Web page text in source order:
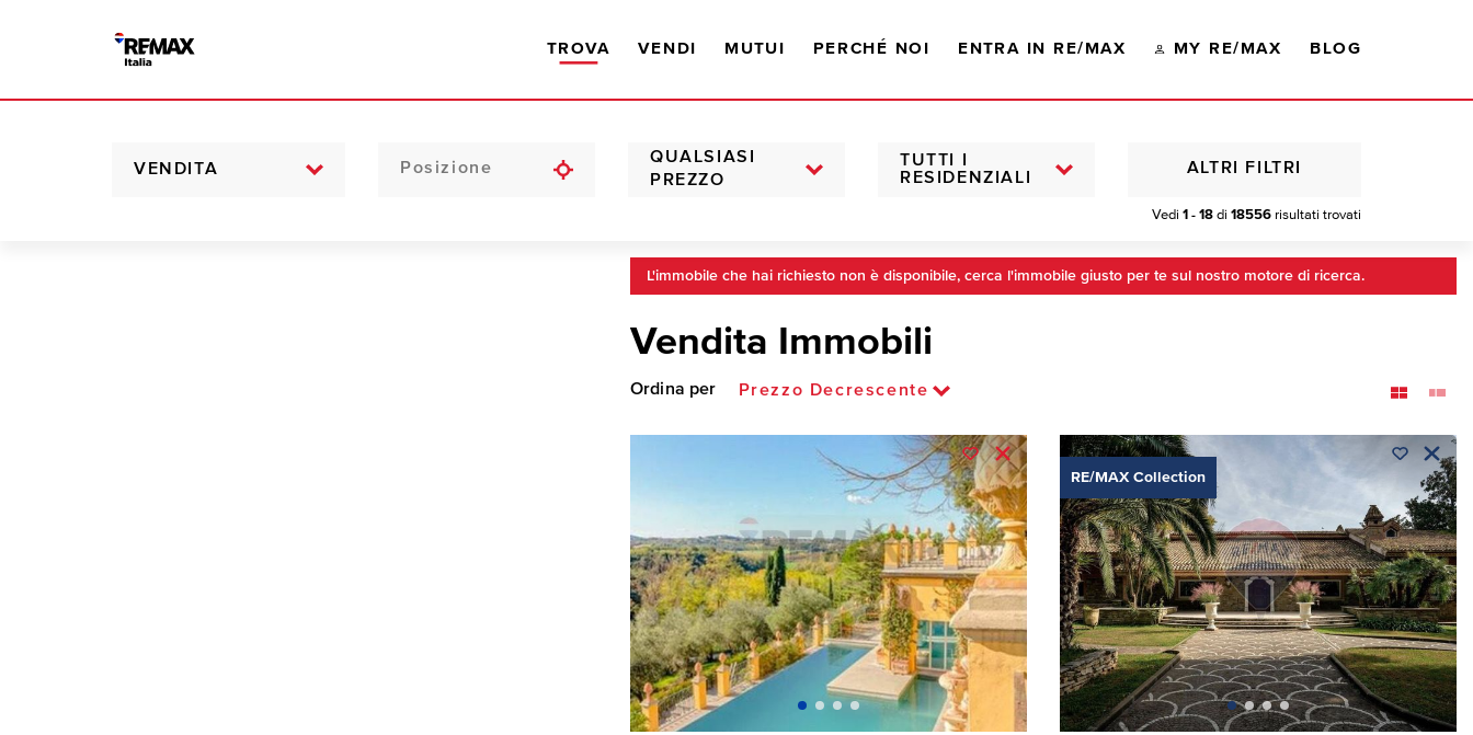
TROVA VENDI MUTUI PERCHÉ NOI ENTRA IN RE/MAX MY RE/MAX BLOG
VENDITA
QUALSIASI
PREZZO
TUTTI I
RESIDENZIALI
Vedi 1 - 18 di 18556 risultati trovati
ALTRI FILTRI
L'immobile che hai richiesto non è disponibile, cerca l'immobile giusto per te sul nostro motore di ricerca.
Vendita Immobili
Ordina per Prezzo Decrescente
RE/MAX Collection